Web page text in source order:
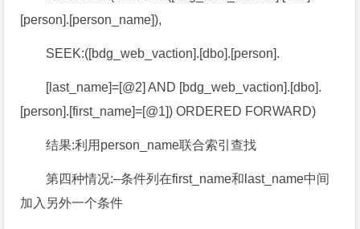
[person].[person_name]),
SEEK:([bdg_web_vaction].[dbo].[person].
[last_name]=[@2] AND [bdg_web_vaction].[dbo].
[person].[first_name]=[@1]) ORDERED FORWARD)
结果:利用person_name联合索引查找
第四种情况:–条件列在first_name和last_name中间
加入另外一个条件